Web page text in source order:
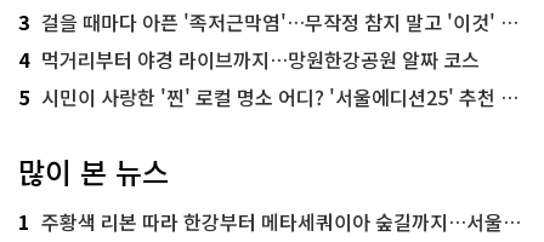
3 걸을 때마다 아픈 '족저근막염'…무작정 참지 말고 '이것' 해보세요!
4 먹거리부터 야경 라이브까지…망원한강공원 알짜 코스
5 시민이 사랑한 '찐' 로컬 명소 어디? '서울에디션25' 추천 코스
많이 본 뉴스
1 주황색 리본 따라 한강부터 메타세쿼이아 숲길까지…서울둘레길 15코스